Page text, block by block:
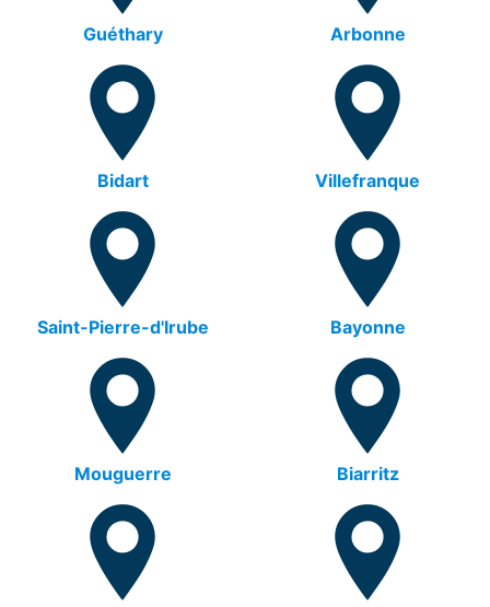
Guéthary Arbonne
Bidart Villefranque
Saint-Pierre-d'Irube Bayonne
Mouguerre Biarritz